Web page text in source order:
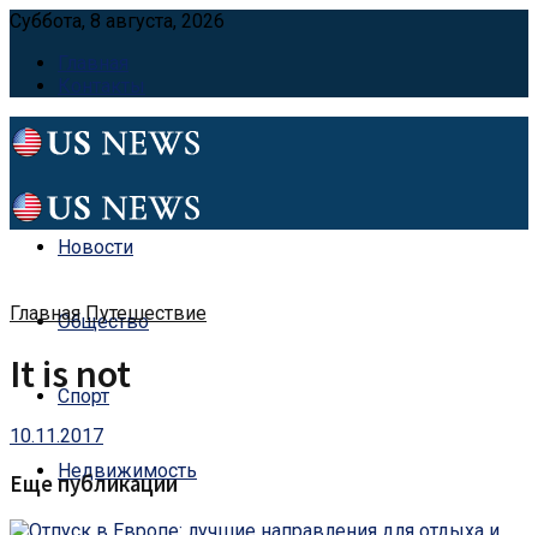
Суббота, 8 августа, 2026
Главная
Контакты
Новости
Общество
Спорт
Недвижимость
Главная Путешествие
It is not
10.11.2017
Еще публикации